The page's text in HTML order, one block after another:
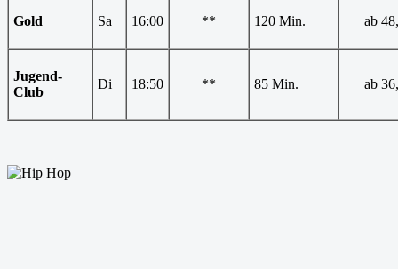
Gold Sa 16:00 ** 120 Min. ab
Jugend-
Club
Di 18:50 ** 85 Min. ab